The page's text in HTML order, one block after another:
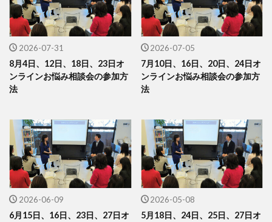
2026-07-31
8月4日、12日、18日、23日オ
ンラインお悩み相談会の参加方
法
2026-07-05
7月10日、16日、20日、24日オ
ンラインお悩み相談会の参加方
法
2026-06-09
6月15日、16日、23日、27日オ
2026-05-08
5月18日、24日、25日、27日オ